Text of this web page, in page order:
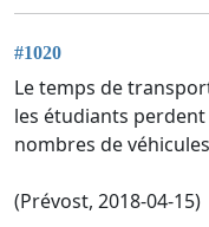
#1020
Le temps de
les étudiants
nombres de
(Prévost, 2018-04-15)